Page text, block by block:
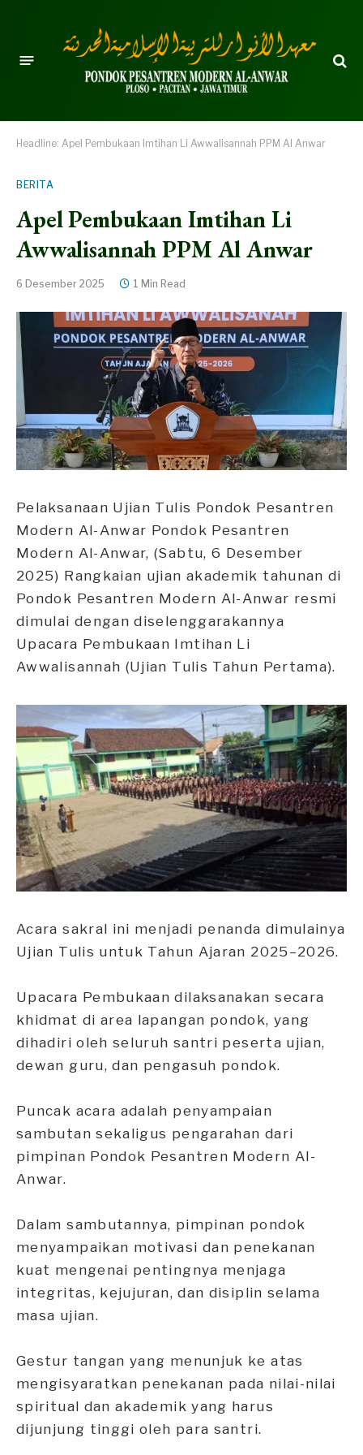
Headline: Apel Pembukaan Imtihan Li Awwalisannah PPM Al Anwar
BERITA
Apel Pembukaan Imtihan Li
Awwalisannah PPM Al Anwar
6 Desember 2025 1 Min Read
Pelaksanaan Ujian Tulis Pondok Pesantren
Modern Al-Anwar Pondok Pesantren
Modern Al-Anwar, (Sabtu, 6 Desember
2025) Rangkaian ujian akademik tahunan di
Pondok Pesantren Modern Al-Anwar resmi
dimulai dengan diselenggarakannya
Upacara Pembukaan Imtihan Li
Awwalisannah (Ujian Tulis Tahun Pertama).
Acara sakral ini menjadi penanda dimulainya
Ujian Tulis untuk Tahun Ajaran 2025–2026.
Upacara Pembukaan dilaksanakan secara
khidmat di area lapangan pondok, yang
dihadiri oleh seluruh santri peserta ujian,
dewan guru, dan pengasuh pondok.
Puncak acara adalah penyampaian
sambutan sekaligus pengarahan dari
pimpinan Pondok Pesantren Modern Al-
Anwar.
Dalam sambutannya, pimpinan pondok
menyampaikan motivasi dan penekanan
kuat mengenai pentingnya menjaga
integritas, kejujuran, dan disiplin selama
masa ujian.
Gestur tangan yang menunjuk ke atas
mengisyaratkan penekanan pada nilai-nilai
spiritual dan akademik yang harus
dijunjung tinggi oleh para santri.